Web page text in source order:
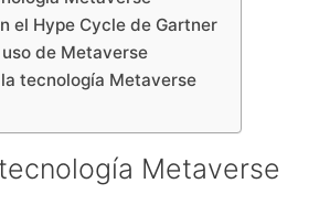
informaciÃ³n actualizada sobre
seguros, especialmente
consultar una guÃ­a
casinos online con PayPal en
, donde se analizan los principales
en el mercado. Este tipo de
el Hype Cycle de Gartner
de Metaverse
tecnología Metaverse
Metaverse